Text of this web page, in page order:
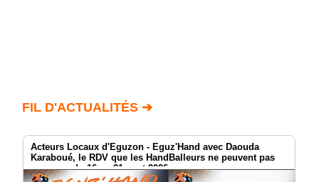
Gazette
Vidéos
FIL D'ACTUALITÉS ➔
Acteurs Locaux d'Eguzon - Eguz'Hand avec Daouda
Karaboué, le RDV que les HandBalleurs ne peuvent pas
manquer du 16 au 21 aout 2026